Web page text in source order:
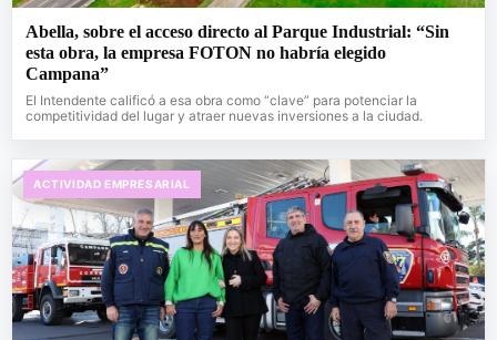
Abella, sobre el acceso directo al Parque Industrial: “Sin
esta obra, la empresa FOTON no habría elegido
Campana”
El Intendente calificó a esa obra como “clave” para potenciar la
competitividad del lugar y atraer nuevas inversiones a la ciudad.
ACTIVIDAD EMPRESARIAL